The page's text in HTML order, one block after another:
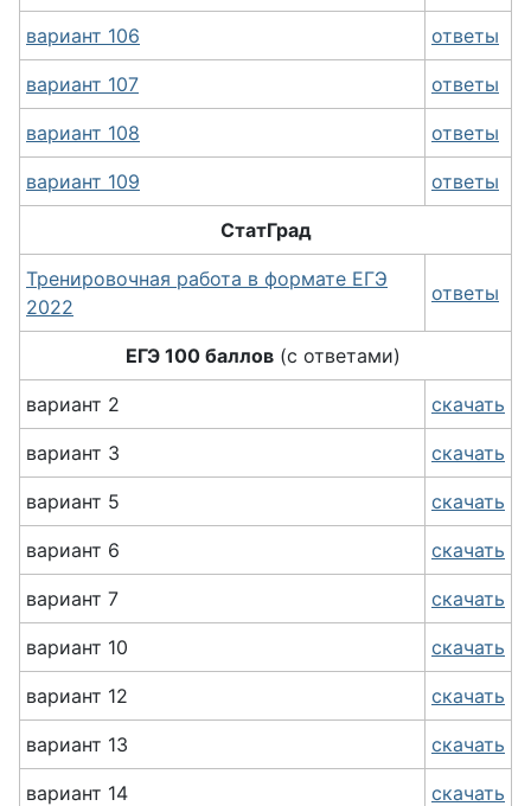
вариант 106 ответы
вариант 107 ответы
вариант 108 ответы
вариант 109 ответы
СтатГрад
Тренировочная работа в формате ЕГЭ
2022
ответы
ЕГЭ 100 баллов(с ответами)
вариант 2 скачать
вариант 3 скачать
вариант 5 скачать
вариант 6 скачать
вариант 7 скачать
вариант 10 скачать
вариант 12 скачать
вариант 13 скачать
вариант 14 скачать